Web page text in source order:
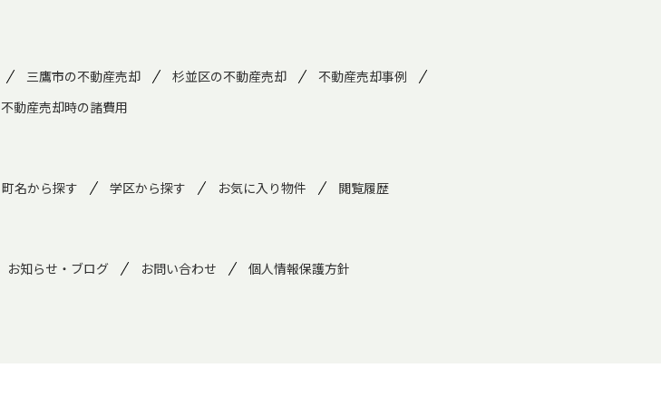
三鷹市の不動産売却 杉並区の不動産売却
不動産売却事例
不動産売却時の諸費用
町名から探す 学区から探す お気に入り物件 閲覧履歴
お知らせ・ブログ お問い合わせ 個人情報保護方針